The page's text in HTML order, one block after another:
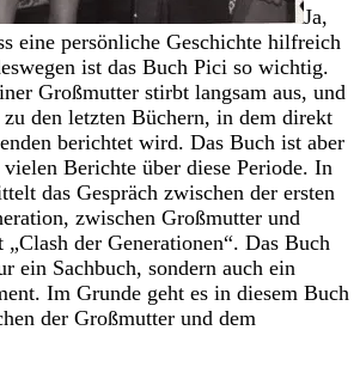
Ja,
eine persönliche Geschichte hilfreich
ist das Buch Pici so wichtig.
Großmutter stirbt langsam aus, und
den letzten Büchern, in dem direkt
berichtet wird. Das Buch ist aber
Berichte über diese Periode. In
das Gespräch zwischen der ersten
zwischen Großmutter und
der Generationen“. Das Buch
ein Sachbuch, sondern auch ein
Im Grunde geht es in diesem Buch
der Großmutter und dem